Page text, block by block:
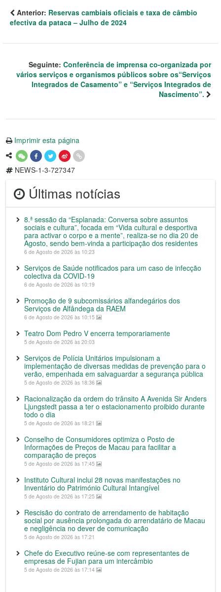
Anterior: Reservas cambiais oficiais e taxa de câmbio
efectiva da pataca – Julho de 2024
Seguinte: Conferência de imprensa co-organizada por
vários serviços e organismos públicos sobre os“Serviços
Integrados de Casamento” e “Serviços Integrados de
Nascimento”.
Imprimir esta página
NEWS-1-3-727347
Últimas notícias
8.ª sessão da “Esplanada: Conversa sobre assuntos
sociais e cultura”, focada em “Vida cultural e desportiva
para activar o corpo e a mente”, realiza-se no dia 20 de
Agosto, sendo bem-vinda a participação dos residentes
6 de Agosto de 2026 às 10:23
Serviços de Saúde notificados para um caso de infecção
colectiva da COVID-19
6 de Agosto de 2026 às 10:19
Promoção de 9 subcomissários alfandegários dos
Serviços de Alfândega da RAEM
6 de Agosto de 2026 às 10:15
Teatro Dom Pedro V encerra temporariamente
5 de Agosto de 2026 às 20:03
Serviços de Polícia Unitários impulsionam a
implementação de diversas medidas de prevenção para o
verão, empenhada em salvaguardar a segurança pública
5 de Agosto de 2026 às 18:36
Racionalização da ordem do trânsito A Avenida Sir Anders
Ljungstedt passa a ter o estacionamento proibido durante
todo o dia
5 de Agosto de 2026 às 18:21
Conselho de Consumidores optimiza o Posto de
Informações de Preços de Macau para facilitar a
comparação de preços
5 de Agosto de 2026 às 17:45
Instituto Cultural inclui 28 novas manifestações no
Inventário do Património Cultural Intangível
5 de Agosto de 2026 às 17:25
Rescisão do contrato de arrendamento de habitação
social por ausência prolongada do arrendatário de Macau
e negligência no dever de comunicação
5 de Agosto de 2026 às 17:21
Chefe do Executivo reúne-se com representantes de
empresas de Fujian para um intercâmbio
5 de Agosto de 2026 às 17:14